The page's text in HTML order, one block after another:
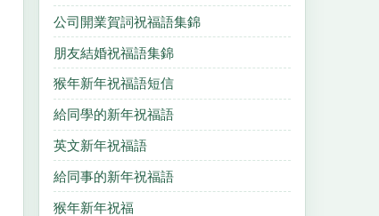
公司開業賀詞祝福語集錦
朋友結婚祝福語集錦
猴年新年祝福語短信
給同學的新年祝福語
英文新年祝福語
給同事的新年祝福語
猴年新年祝福